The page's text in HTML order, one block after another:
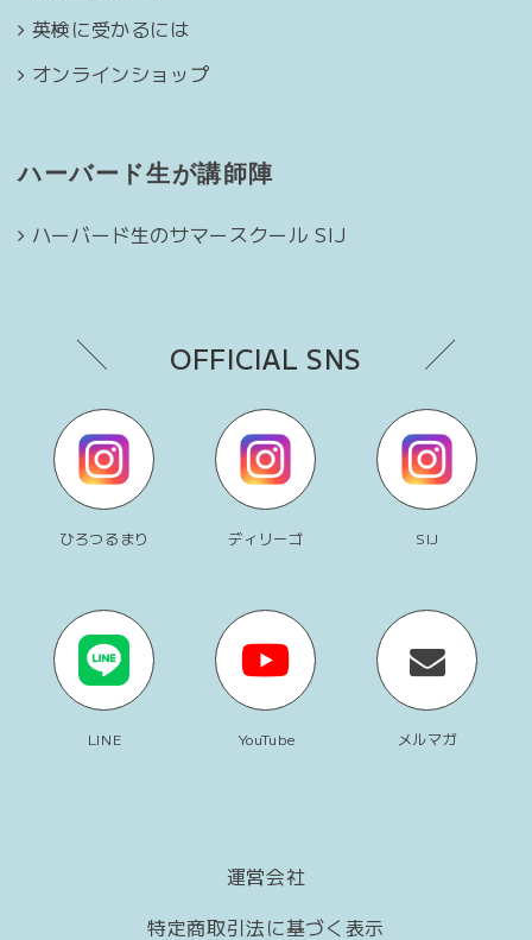
英検に受かるには
オンラインショップ
ハーバード生が講師陣
ハーバード生のサマースクール SIJ
OFFICIAL SNS
ひろつるまり ディリーゴ SIJ
LINE YouTube メルマガ
運営会社
特定商取引法に基づく表示